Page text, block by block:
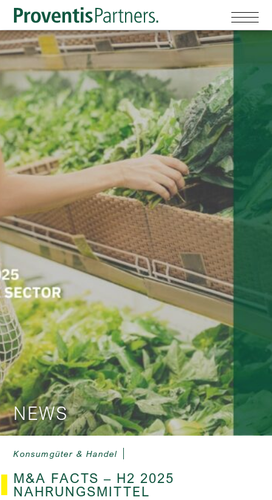
NEWS
Konsumgüter & Handel
M&A FACTS – H2 2025
NAHRUNGSMITTEL